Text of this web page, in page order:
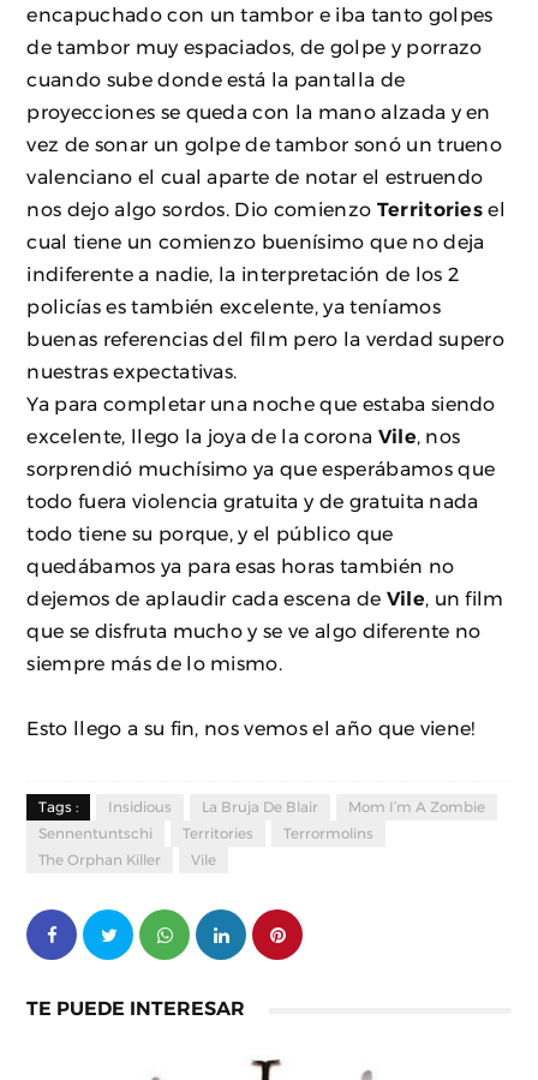
encapuchado con un tambor e iba tanto golpes
de tambor muy espaciados, de golpe y porrazo
cuando sube donde está la pantalla de
proyecciones se queda con la mano alzada y en
vez de sonar un golpe de tambor sonó un trueno
valenciano el cual aparte de notar el estruendo
nos dejo algo sordos. Dio comienzo Territories el
cual tiene un comienzo buenísimo que no deja
indiferente a nadie, la interpretación de los 2
policías es también excelente, ya teníamos
buenas referencias del film pero la verdad supero
nuestras expectativas.
Ya para completar una noche que estaba siendo
excelente, llego la joya de la corona Vile, nos
sorprendió muchísimo ya que esperábamos que
todo fuera violencia gratuita y de gratuita nada
todo tiene su porque, y el público que
quedábamos ya para esas horas también no
dejemos de aplaudir cada escena de Vile, un film
que se disfruta mucho y se ve algo diferente no
siempre más de lo mismo.
Esto llego a su fin, nos vemos el año que viene!
Tags : Insidious La Bruja De Blair
Mom I’m A Zombie
Sennentuntschi
Territories
Terrormolins
The Orphan Killer
Vile
TE PUEDE INTERESAR